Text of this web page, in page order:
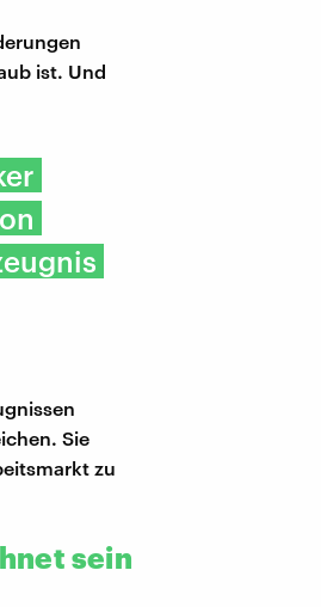
ist. Und
Sie
zu
sein